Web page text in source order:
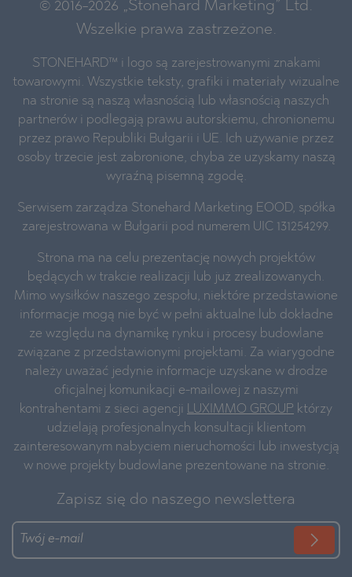
© 2016-2026 „Stonehard Marketing” Ltd.
Wszelkie prawa zastrzeżone.
STONEHARD™ i logo są zarejestrowanymi znakami
towarowymi. Wszystkie teksty, grafiki i materiały wizualne
na stronie są naszą własnością lub własnością naszych
partnerów i podlegają prawu autorskiemu, chronionemu
przez prawo Republiki Bułgarii i UE. Ich używanie przez
osoby trzecie jest zabronione, chyba że uzyskamy naszą
wyraźną pisemną zgodę.
Serwisem zarządza Stonehard Marketing EOOD, spółka
zarejestrowana w Bułgarii pod numerem UIC 131254299.
Strona ma na celu prezentację nowych projektów
będących w trakcie realizacji lub już zrealizowanych.
Mimo wysiłków naszego zespołu, niektóre przedstawione
informacje mogą nie być w pełni aktualne lub dokładne
ze względu na dynamikę rynku i procesy budowlane
związane z przedstawionymi projektami. Za wiarygodne
należy uważać jedynie informacje uzyskane w drodze
oficjalnej komunikacji e-mailowej z naszymi
kontrahentami z sieci agencji LUXIMMO GROUP którzy
udzielają profesjonalnych konsultacji klientom
zainteresowanym nabyciem nieruchomości lub inwestycją
w nowe projekty budowlane prezentowane na stronie.
Zapisz się do naszego newslettera